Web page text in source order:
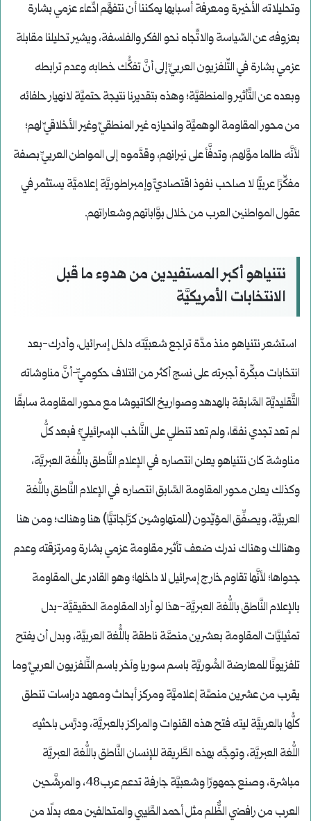
وتحليلاته الأخيرة ومعرفة أسبابها يمكننا أن نتفهَّم ادِّعاء عزمي بشارة
بعزوفه عن السِّياسة والاتِّجاه نحو الفكر والفلسفة، ويشير تحليلنا مقابلة
عزمي بشارة في التِّلفزيون العربيِّ إلى أنَّ تفكُّك خطابه وعدم ترابطه
وبعده عن التَّأثير والمنطقيَّة؛ وهذه بتقديرنا نتيجة حتميَّة لانهيار حلفائه
من محور المقاومة الوهميَّة وانحيازه غير المنطقيِّ وغير الأخلاقيِّ لهم؛
لأنَّه طالما موَّلهم، وتدفَّأ على نيرانهم، وقدَّموه إلى المواطن العربيِّ بصفة
مفكِّرًا عربيًّا لا صاحب نفوذ اقتصاديٍّ وإمبراطوريَّة إعلاميَّة يستثمر في
عقول المواطنين العرب من خلال بوَّاباتهم وشعاراتهم.
نتنياهو أكبر المستفيدين من هدوء ما قبل
الانتخابات الأمريكيَّة
استشعر نتنياهو منذ مدَّة تراجع شعبيَّته داخل إسرائيل، وأدرك-بعد
انتخابات مبكِّرة أجبرته على نسج أكثر من ائتلاف حكوميٍّ-أنَّ مناوشاته
التَّقليديَّة السَّابقة بالهدهد وصواريخ الكاتيوشا مع محور المقاومة سابقًا
لم تعد تجدي نفعًا، ولم تعد تنطلي على النَّاخب الإسرائيليِّ؛ فبعد كلُّ
مناوشة كان نتنياهو يعلن انتصاره في الإعلام النَّاطق باللُّغة العبريَّة،
وكذلك يعلن محور المقاومة السَّابق انتصاره في الإعلام النَّاطق باللُّغة
العربيَّة، ويصفِّق المؤيِّدون (للمتهاوشين كرَّاجاتيًّا) هنا وهناك؛ ومن هنا
وهنالك وهناك ندرك ضعف تأثير مقاومة عزمي بشارة ومرتزقته وعدم
جدواها؛ لأنَّها تقاوم خارج إسرائيل لا داخلها؛ وهو القادر على المقاومة
بالإعلام النَّاطق باللُّغة العبريَّة-هذا لو أراد المقاومة الحقيقيَّة-بدل
تمثيليَّات المقاومة بعشرين منصَّة ناطقة باللُّغة العربيَّة، وبدل أن يفتح
تلفزيونًا للمعارضة السُّوريَّة باسم سوريا وآخر باسم التِّلفزيون العربيِّ وما
يقرب من عشرين منصَّة إعلاميَّة ومركز أبحاث ومعهد دراسات تنطق
كلُّها بالعربيَّة ليته فتح هذه القنوات والمراكز بالعبريَّة، ودرَّس باحثيه
اللُّغة العبريَّة، وتوجَّه بهذه الطَّريقة للإنسان النَّاطق باللُّغة العبريَّة
مباشرة، وصنع جمهورًا وشعبيَّة جارفة تدعم عرب48، والمرشَّحين
العرب من رافضي الظٌّلم مثل أحمد الطَّيبي والمتحالفين معه بدلًا من